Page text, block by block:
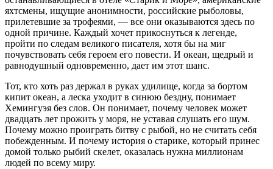
яхтсмены, ищущие анонимности, российские рыболовы,
прилетевшие за трофеями, — все они оказываются здесь по
одной причине. Каждый хочет прикоснуться к легенде,
пройти по следам великого писателя, хотя бы на миг
почувствовать себя героем его повести. И океан, щедрый и
равнодушный одновременно, дает им этот шанс.
Тот, кто хоть раз держал в руках удилище, когда за бортом
кипит океан, а леска уходит в синюю бездну, понимает
Хемингуэя без слов. Он понимает, почему человек может
двадцать лет прожить у моря, не уставая слушать его шум.
Почему можно проиграть битву с рыбой, но не считать себя
побежденным. И почему история о старике, который принес
домой только рыбий скелет, оказалась нужна миллионам
людей по всему миру.